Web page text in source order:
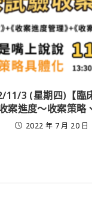
11/3 (星期四)【臨
案進度～收案策略
2022 年 7 月 20 日